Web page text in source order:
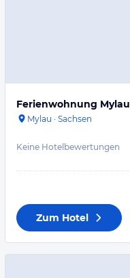
Ferienwohnung Mylau
Mylau · Sachsen
Keine Hotelbewertungen
Zum Hotel